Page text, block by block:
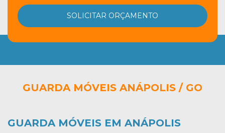
GUARDA MÓVEIS ANÁPOLIS / GO
GUARDA MÓVEIS EM ANÁPOLIS